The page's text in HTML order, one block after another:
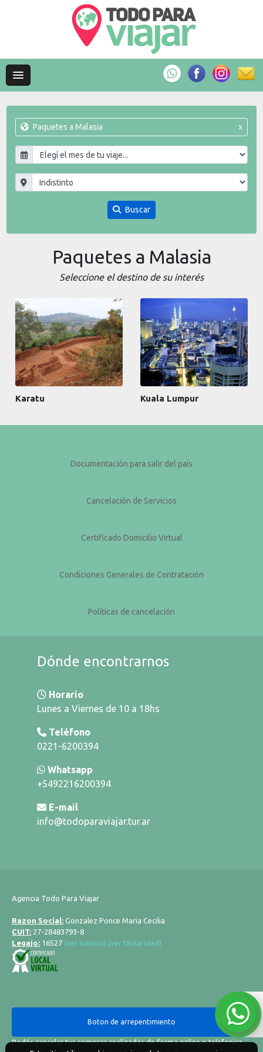
Paquetes a Malasia x
Buscar
Paquetes a Malasia
Seleccione el destino de su interés
Karatu Kuala Lumpur
Documentación para salir del país
Cancelación de Servicios
Certificado Domicilio Virtual
Condiciones Generales de Contratación
Políticas de cancelación
Dónde encontrarnos
Horario
Lunes a Viernes de 10 a 18hs
Teléfono
0221-6200394
Whatsapp
+5492216200394
E-mail
info@todoparaviajar.tur.ar
Agencia Todo Para Viajar
Razon Social: Gonzalez Ponce Maria Cecilia
CUIT: 27-28483793-8
Legajo: 16527 (ver licencia) (ver titularidad)
Boton de arrepentimiento
Podés cancelar tus compras realizadas de forma online o telefonica